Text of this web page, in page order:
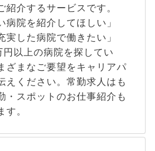
紹介するサービスです。
病院を紹介してほしい」
実した病院で働きたい」
円以上の病院を探してい
ざまなご要望をキャリアパ
えください。常勤求人はも
・スポットのお仕事紹介も
。